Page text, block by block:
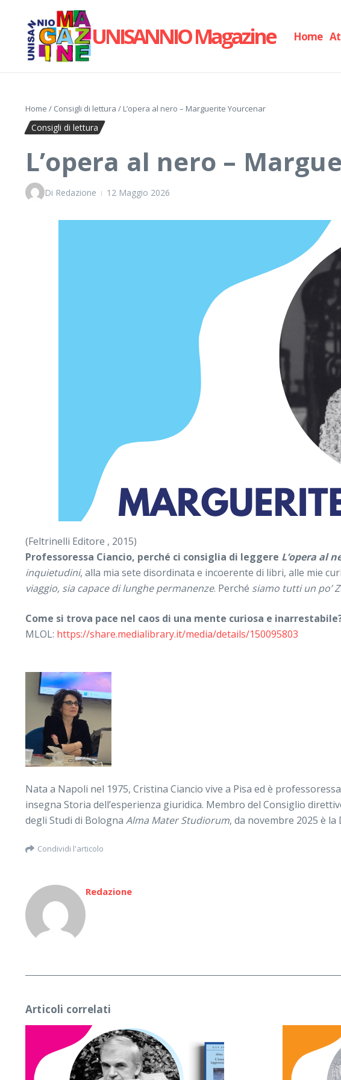
UNISANNIO Magazine Home
Home / Consigli di lettura / L’opera al nero – Marguerite Yourcenar
Consigli di lettura
L’opera al nero –
Di Redazione 12 Maggio 2026
(Feltrinelli Editore , 2015)
Professoressa Ciancio, perché ci consiglia di leggere L’opera al
inquietudini, alla mia sete disordinata e incoerente di libri, alle mie
viaggio, sia capace di lunghe permanenze. Perché siamo tutti un po’
Come si trova pace nel caos di una mente curiosa e
MLOL: https://share.medialibrary.it/media/details/150095803
Nata a Napoli nel 1975, Cristina Ciancio vive a Pisa ed è
insegna Storia dell’esperienza giuridica. Membro del Consiglio
degli Studi di Bologna Alma Mater Studiorum, da novembre 2025 è
Condividi l'articolo
Redazione
Articoli correlati